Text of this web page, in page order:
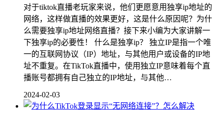
对于tiktok直播老玩家来说，他们更愿意用独享ip地址的
网络，这样做直播的效果更好，这是什么原因呢？为什
么需要独享ip地址网络直播？接下来小编为大家讲解一
下独享ip的必要性！ 什么是独享ip？ 独立IP是指一个唯
一的互联网协议（IP）地址，与其他用户或设备的IP地
址不重复。在TikTok直播中，使用独立IP意味着每个直
播账号都拥有自己独立的IP地址，与其他…
2024-02-03